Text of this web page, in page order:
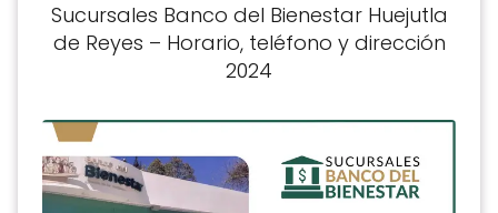
Sucursales Banco del Bienestar Huejutla
de Reyes – Horario, teléfono y dirección
2024